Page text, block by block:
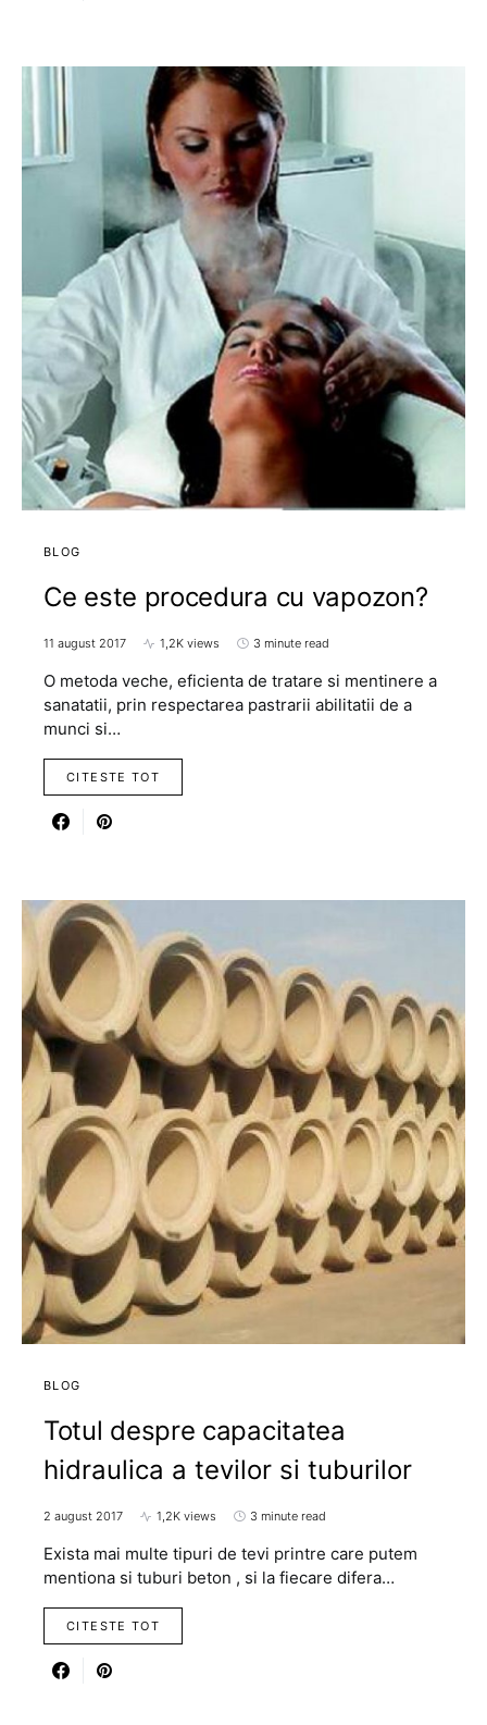
BLOG
Ce este procedura cu vapozon?
11 august 2017 1,2K views 3 minute read
O metoda veche, eficienta de tratare si mentinere a
sanatatii, prin respectarea pastrarii abilitatii de a
munci si…
CITESTE TOT
BLOG
Totul despre capacitatea
hidraulica a tevilor si tuburilor
2 august 2017 1,2K views 3 minute read
Exista mai multe tipuri de tevi printre care putem
mentiona si tuburi beton , si la fiecare difera…
CITESTE TOT